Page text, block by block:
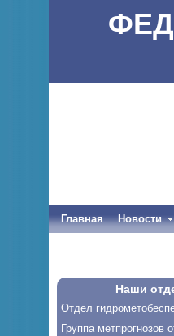
Главная Новости
Весеннее
Наши
Отдел
Группа метпрогнозов